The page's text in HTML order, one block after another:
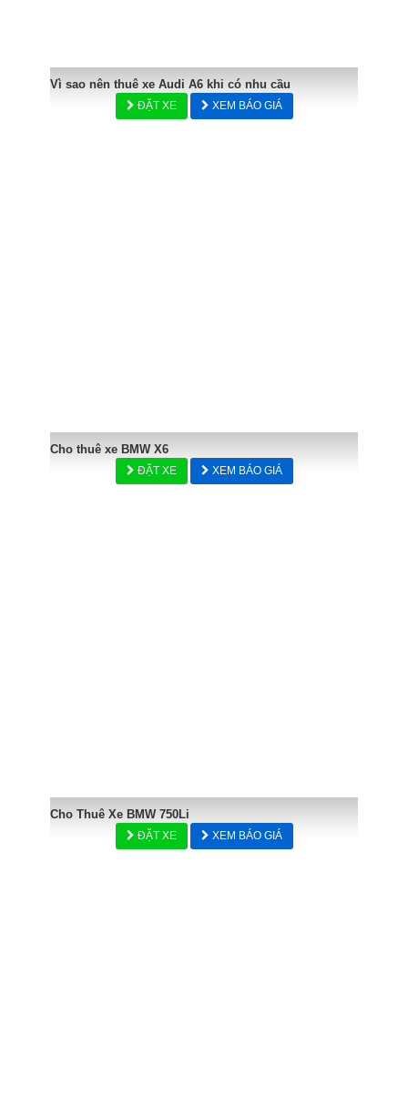
Vì sao nên thuê xe Audi A6 khi có nhu cầu
ĐẶT XE XEM BÁO GIÁ
Cho thuê xe BMW X6
ĐẶT XE XEM BÁO GIÁ
Cho Thuê Xe BMW 750Li
ĐẶT XE XEM BÁO GIÁ